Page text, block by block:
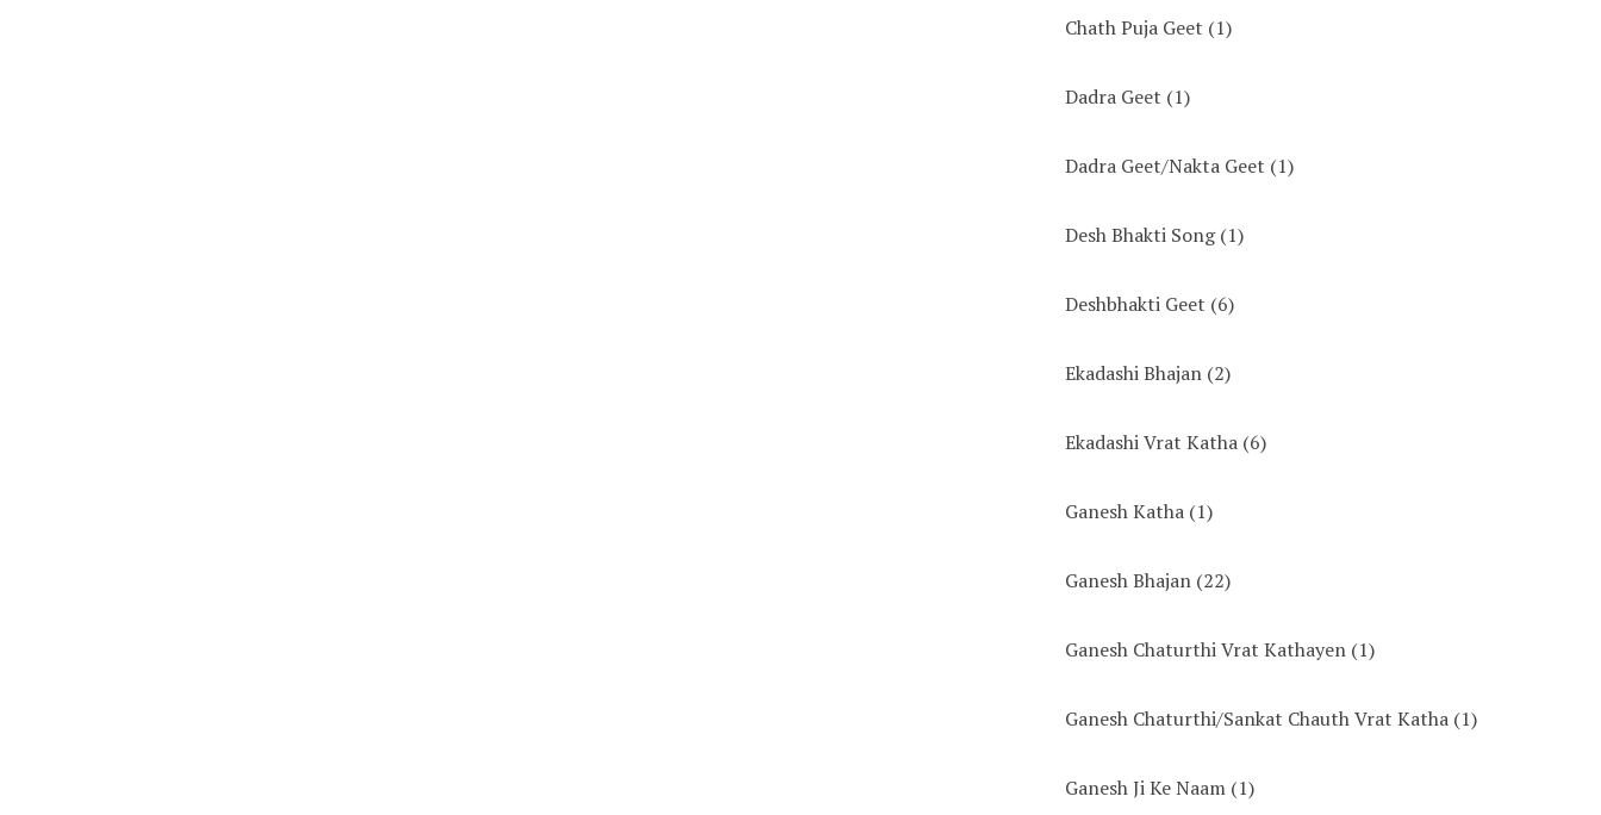
Chath Puja Geet (1)
Dadra Geet (1)
Dadra Geet/Nakta Geet (1)
Desh Bhakti Song(1)
Deshbhakti Geet (6)
Ekadashi Bhajan (2)
Ekadashi Vrat Katha (6)
Ganesh Katha (1)
Ganesh Bhajan (22)
Ganesh Chaturthi Vrat Kathayen (1)
Ganesh Chaturthi/Sankat Chauth Vrat Katha (1)
Ganesh Ji Ke Naam (1)